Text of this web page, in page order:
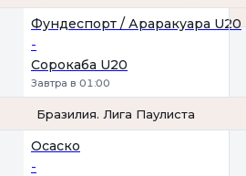
Фундеспорт / Араракуара U20
-
Сорокаба U20
Завтра в 01:00
Бразилия. Лига Паулиста
Осаско
-